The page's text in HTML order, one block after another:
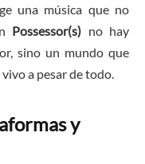
una música que no
Possessor(s) no hay
sino un mundo que
a pesar de todo.
y